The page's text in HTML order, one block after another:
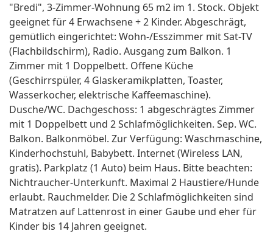
"Bredi", 3-Zimmer-Wohnung 65 m2 im 1. Stock. Objekt
geeignet für 4 Erwachsene + 2 Kinder. Abgeschrägt,
gemütlich eingerichtet: Wohn-/Esszimmer mit Sat-TV
(Flachbildschirm), Radio. Ausgang zum Balkon. 1
Zimmer mit 1 Doppelbett. Offene Küche
(Geschirrspüler, 4 Glaskeramikplatten, Toaster,
Wasserkocher, elektrische Kaffeemaschine).
Dusche/WC. Dachgeschoss: 1 abgeschrägtes Zimmer
mit 1 Doppelbett und 2 Schlafmöglichkeiten. Sep. WC.
Balkon. Balkonmöbel. Zur Verfügung: Waschmaschine,
Kinderhochstuhl, Babybett. Internet (Wireless LAN,
gratis). Parkplatz (1 Auto) beim Haus. Bitte beachten:
Nichtraucher-Unterkunft. Maximal 2 Haustiere/Hunde
erlaubt. Rauchmelder. Die 2 Schlafmöglichkeiten sind
Matratzen auf Lattenrost in einer Gaube und eher für
Kinder bis 14 Jahren geeignet.